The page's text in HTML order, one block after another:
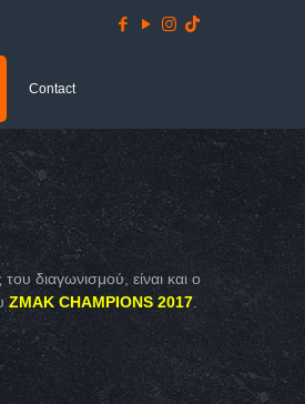
Contact
διαγωνισμού, είναι και ο
ZMAK CHAMPIONS 2017